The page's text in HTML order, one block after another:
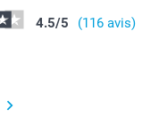
4.5/5 (116 avis)